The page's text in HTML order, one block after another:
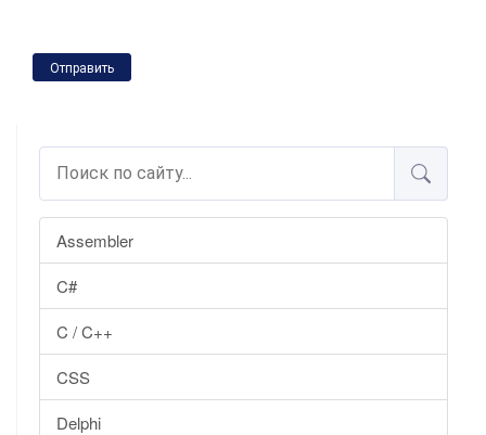
Assembler
C#
C / C++
CSS
Delphi
Отправить